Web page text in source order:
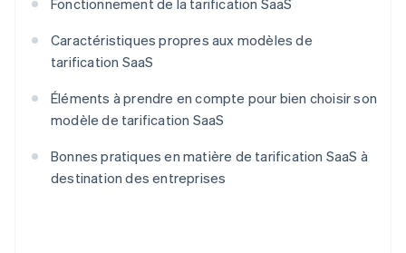
Fonctionnement de la tarification SaaS
Caractéristiques propres aux modèles de
tarification SaaS
Éléments à prendre en compte pour bien choisir son
modèle de tarification SaaS
Bonnes pratiques en matière de tarification SaaS à
destination des entreprises